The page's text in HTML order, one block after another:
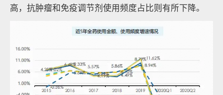
高，抗肿瘤和免疫调节剂使用频度占比则有所下降。